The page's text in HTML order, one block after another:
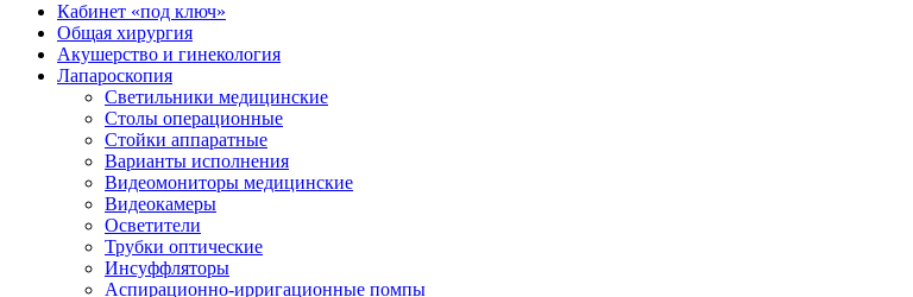
Кабинет «под ключ»
Общая хирургия
Акушерство и гинекология
Лапароскопия
Светильники медицинские
Столы операционные
Стойки аппаратные
Варианты исполнения
Видеомониторы медицинские
Видеокамеры
Осветители
Трубки оптические
Инсуффляторы
Аспирационно-ирригационные помпы